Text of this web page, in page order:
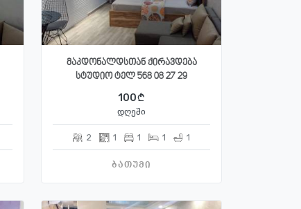
მაკდონალდსთან ქირავდება
სტუდიო ტელ 568 08 27 29
100
დღეში
2 1 1 1 1
ბათუმი